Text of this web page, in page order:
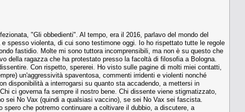
"Gli obbedienti". Al tempo, era il 2016, parlavo del mondo del
spesso violenta, di cui sono testimone oggi. Io ho rispettato tutte le regole
fastidio. Molte mi sono tuttora incomprensibili, ma non è su questo che
della ragazza che ha protestato presso la facoltà di filosofia a Bologna.
Con rispetto, spererei. Ho visto sulle pagine di molti miei contatti,
un'aggressività spaventosa, commenti irridenti e violenti nonché
disponibilità a interrogarsi su quanto sta accadendo, a mettersi in
ci governa fa sempre il nostro bene. Chi dissente viene stigmatizzato,
No Vax (quindi a qualsiasi vaccino), se sei No Vax sei fascista.
che potremo continuare a coltivare il dubbio, a discutere, a